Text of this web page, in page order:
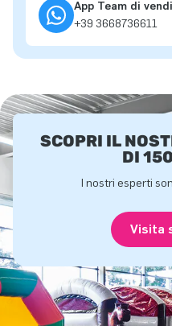
App Team di
+39 3668736611
SCOPRI IL
DI
I nostri esperti
Visita